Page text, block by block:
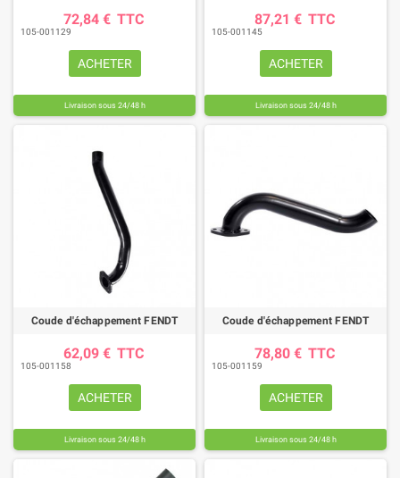
72,84 € TTC
105-001129
ACHETER
Livraison sous 24/48 h
87,21 € TTC
105-001145
ACHETER
Livraison sous 24/48 h
Coude d'échappement FENDT
62,09 € TTC
105-001158
ACHETER
Livraison sous 24/48 h
Coude d'échappement FENDT
78,80 € TTC
105-001159
ACHETER
Livraison sous 24/48 h